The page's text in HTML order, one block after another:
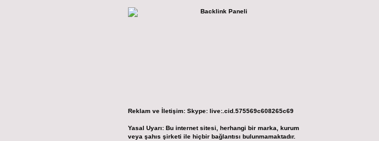
Reklam ve İletişim: Skype: live:.cid.575569c608265c69
Yasal Uyarı: Bu internet sitesi, herhangi bir marka, kurum
veya şahıs şirketi ile hiçbir bağlantısı bulunmamaktadır.